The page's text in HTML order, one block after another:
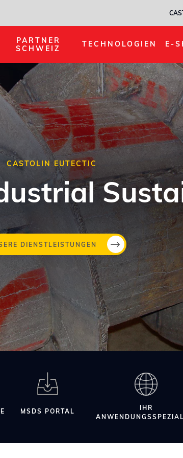
PARTNER
SCHWEIZ
TECHNOLOGIEN E-
CASTOLIN EUTECTIC
DIENSTLEISTUNGEN
Direkt
zum
Inhalt
MSDS PORTAL
IHR